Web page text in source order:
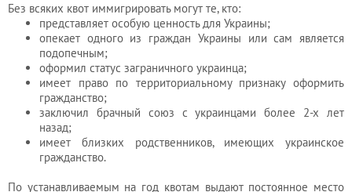
Без всяких квот иммигрировать могут те, кто:
представляет особую ценность для Украины;
опекает одного из граждан Украины или сам является
подопечным;
оформил статус заграничного украинца;
имеет право по территориальному признаку оформить
гражданство;
заключил брачный союз с украинцами более 2-х лет
назад;
имеет близких родственников, имеющих украинское
гражданство.
По устанавливаемым на год квотам выдают постоянное место